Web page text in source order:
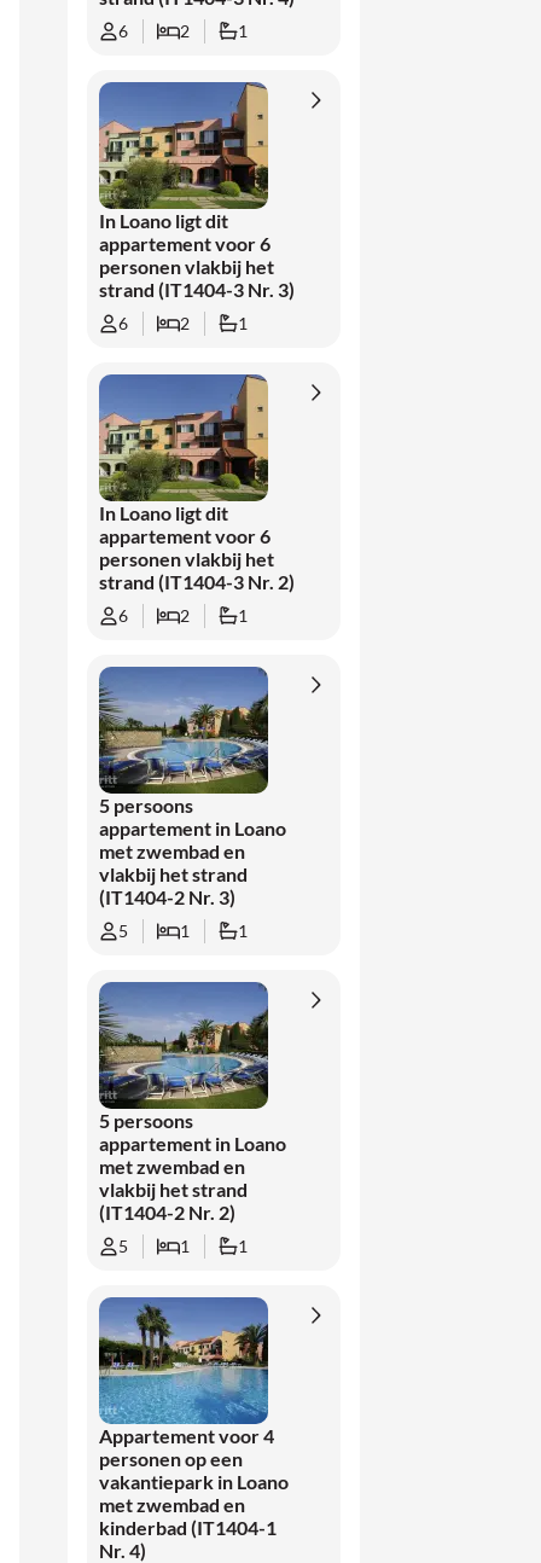
6 2 1
In Loano ligt dit
appartement voor 6
personen vlakbij het
strand (IT1404-3 Nr. 3)
6 2 1
In Loano ligt dit
appartement voor 6
personen vlakbij het
strand (IT1404-3 Nr. 2)
6 2 1
5 persoons
appartement in Loano
met zwembad en
vlakbij het strand
(IT1404-2 Nr. 3)
5 1 1
5 persoons
appartement in Loano
met zwembad en
vlakbij het strand
(IT1404-2 Nr. 2)
5 1 1
Appartement voor 4
personen op een
vakantiepark in Loano
met zwembad en
kinderbad (IT1404-1
Nr. 4)